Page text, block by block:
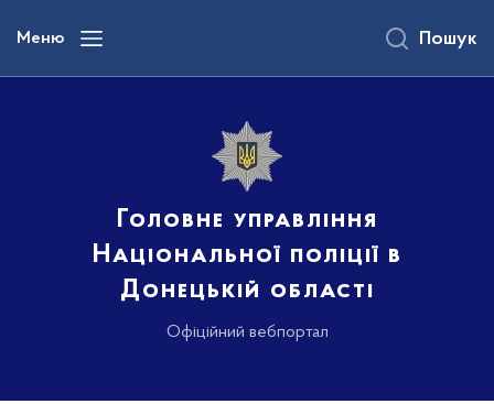
вмісту
Меню
Головне управління
Національної поліції в
Донецькій області
Офіційний вебпортал
Пошук